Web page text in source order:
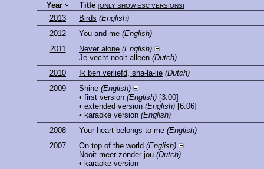
Year Title [ONLY SHOW ESC VERSIONS]
2013 Birds (English)
2012
You and me (English)
2011
Never alone (English)
Je vecht nooit alleen (Dutch)
2010
Ik ben verliefd, sha-la-lie (Dutch)
2009
Shine (English)
• first version (English) [3:00]
• extended version (English) [6:06]
• karaoke version (English)
2008
Your heart belongs to me (English)
2007
On top of the world (English)
Nooit meer zonder jou (Dutch)
• karaoke version